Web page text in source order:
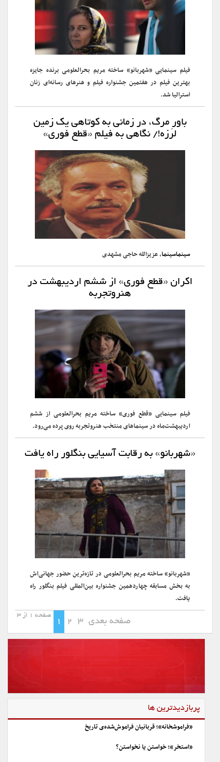
فیلم سینمایی «شهربانو» ساخته مریم بحرالعلومی برنده جایزه
بهترین فیلم در هفتمین جشنواره فیلم و هنرهای رسانه‌ای زنان
استرالیا شد.
باورِ مرگ، در زمانی به کوتاهی یک زمین
لرزه!/ نگاهی به فیلم «قطع فوری»
سینماسینما، عزیزالله حاجی مشهدی
اکران «قطع فوری» از ششم اردیبهشت در
هنروتجربه
فیلم سینمایی «قطع فوری» ساخته مریم بحرالعلومی از ششم
اردیبهشت‌ماه در سینماهای منتخب هنروتجربه روی پرده می‌رود.
«شهربانو» به رقابت آسیایی بنگلور راه یافت
«شهربانو» ساخته مریم بحرالعلومی در تازه‌ترین حضور جهانی‌اش
به بخش مسابقه چهاردهمین جشنواره بین‌المللی فیلم بنگلور راه
یافت.
صفحه 1 از 3
1 2 3 صفحه بعدی
پربازدیدترین ها
«فراموشخانه»؛ قربانیان فراموش‌شده‌ی تاریخ
«استخر»؛ خواستن یا نخواستن؟